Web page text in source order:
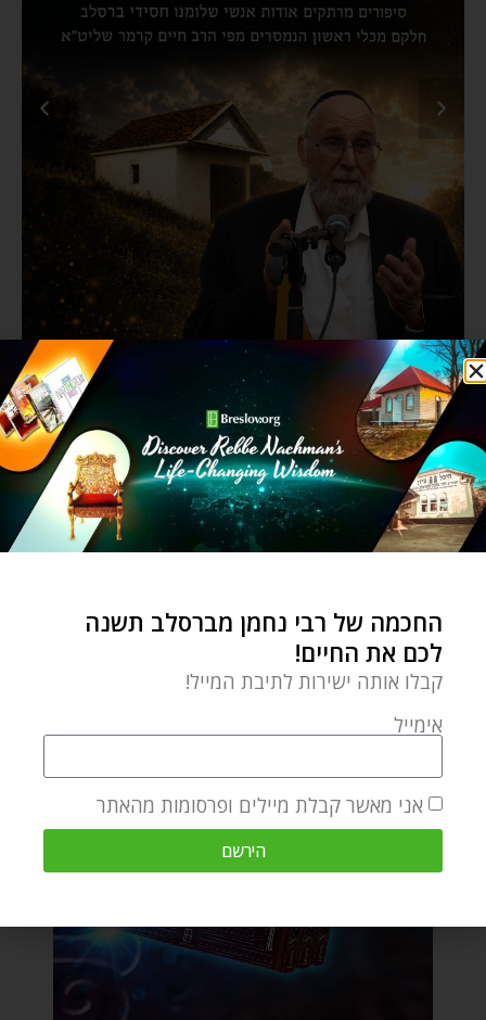
החכמה של רבי נחמן מברסלב תשנה
לכם את החיים!
קבלו אותה ישירות לתיבת המייל!
אימייל
אני מאשר קבלת מיילים ופרסומות מהאתר
הירשם